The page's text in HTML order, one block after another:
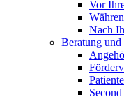
Vor
Nach
Beratung